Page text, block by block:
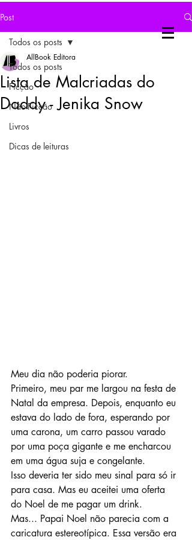
Post
Todos os posts
Ficção
Não-Ficção
Livros
Dicas de leituras
Todos os posts
Lista de Malcriadas do
Daddy - Jenika Snow
AllBook Editora
Meu dia não poderia piorar.
Primeiro, meu par me largou na festa de
Natal da empresa. Depois, enquanto eu
estava do lado de fora, esperando por
uma carona, um carro passou varado
por uma poça gigante e me encharcou
em uma água suja e congelante.
Isso deveria ter sido meu sinal para só ir
para casa. Mas eu aceitei uma oferta
do Noel de me pagar um drink.
Mas... Papai Noel não parecia com a
caricatura estereotípica. Essa versão era